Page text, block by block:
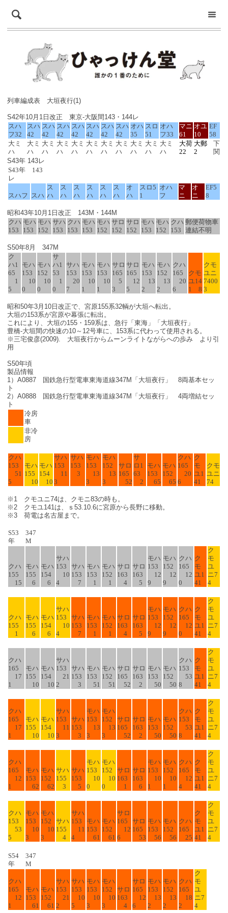
列車編成表 大垣夜行(1)
S42年10月1日改正 東京-大阪間143・144レ
スハ
フ32
スハ
42
スハ
42
スハ
42
スハ
42
スハ
42
スハ
42
スハ
42
オハ
35
スロ
51
オハ
フ33
マニ
61
オユ
10
EF
58
大ミ
ハ
大ミ
ハ
大ミ
ハ
大ミ
ハ
大ミ
ハ
大ミ
ハ
大ミ
ハ
大ミ
ハ
大ミ
ハ
大ミ
ハ
大ミ
ハ
大荷
22
大郵
2
下
関
S43年 143レ
S43年 143
レ
スハフ スハ
ス
ハ
ス
ハ
ス
ハ
ス
ハ
ス
ハ
ス
ハ
オ
ハ
スロ5
1
オハ
フ
マ
ニ
オ
ニ
EF5
8
昭和43年10月1日改正 143M・144M
クハ
153
モハ
153
モハ
152
サハ
153
クハ
153
モハ
153
モハ
152
サロ
152
サロ
152
モハ
153
モハ
152
クハ
153
郵便荷物車
連結不明
S50年8月 347M
ク
ハ1
65
1
5
モハ
153
10
0
モハ
152
10
0
サ
ハ1
53
1
0
サハ
153
20
7
モハ
153
10
1
モハ
153
10
1
サロ
165
5
3
サロ
165
12
5
モハ
153
13
2
モハ
152
13
2
クハ
165
20
6
クモ
ユ14
1 8
クモ
ユニ
7400
3
昭和50年3月10日改正で、宮原155系32輌が大垣へ転出。
大垣の153系が宮原や幕張に転出。
これにより、大垣の155・159系は、急行「東海」「大垣夜行」
豊橋-大垣間の快速の10～12号車に、153系に代わって使用される。
※三宅俊彦(2009). 大垣夜行からムーンライトながらへの歩み より引
用
S50年頃
製品情報
1）A0887 国鉄急行型電車東海道線347M「大垣夜行」 8両基本セッ
ト
2）A0888 国鉄急行型電車東海道線347M「大垣夜行」 4両増結セッ
ト
冷房
車
非冷
房
クハ
153
51
5
モハ
155
10
モハ
154
10
サハ
153
11
3
サハ
153
3
モハ
153
13
3
モハ
152
13
3
サロ
165
52
サ
ロ1
63
2
モハ
153
65
モハ
152
65
クハ
165
20
6
ク
モ
ユ1
41
クモ
ユニ
74
※1 クモユニ74は、クモニ83の時も。
※2 クモユ141は、ｓ53.10.6に宮原から長野に移動。
※3 荷電は名古屋まで。
S53
年
347
M
クハ
155
15
モハ
155
6
モハ
154
6
サハ
153
10
4
サハ
153
7
モハ
153
1
モハ
152
1
サロ
163
4
サロ
163
5
モハ
153
12
9
モハ
152
12
9
クハ
165
12
0
ク
モ
ユ1
41
ク
モ
ユ
ニ7
4
クハ
155
1
モハ
155
6
モハ
154
6
サハ
153
10
4
サハ
153
7
モハ
153
1
モハ
152
1
サロ
163
4
サロ
163
5
モハ
153
12
9
モハ
152
12
9
クハ
165
12
0
ク
モ
ユ1
41
ク
モ
ユ
ニ7
4
クハ
165
17
1
モハ
155
10
モハ
154
10
サハ
153
21
2
サハ
153
3
モハ
153
51
モハ
152
51
サロ
165
52
サロ
163
2
モハ
153
50
モハ
152
50
クハ
153
53
8
ク
モ
ユ1
41
ク
モ
ユ
ニ7
4
クハ
165
17
1
モハ
155
10
モハ
154
10
サハ
153
11
3
サハ
153
3
モハ
153
13
3
モハ
152
13
3
サロ
165
52
サロ
163
2
モハ
153
50
モハ
152
50
クハ
153
53
8
ク
モ
ユ1
41
ク
モ
ユ
ニ7
4
クハ
165
12
1
モハ
153
62
モハ
152
62
サハ
155
3
サハ
153
5
モハ
153
10
0
モハ
152
10
0
サロ
163
1
サロ
163
6
モハ
153
10
1
モハ
152
10
1
クハ
165
12
4
ク
モ
ユ1
41
ク
モ
ユ
ニ7
4
クハ
153
53
5
モハ
153
10
3
モハ
152
10
3
サハ
155
4
サハ
153
11
4
モハ
153
61
モハ
152
61
サロ
165
12
6
サロ
165
53
モハ
153
56
モハ
152
56
クハ
165
25
ク
モ
ユ1
41
ク
モ
ユ
ニ7
4
S54
年
347
M
クハ
165
12
1
モハ
153
61
モハ
152
61
サハ
153
21
2
サハ
153
10
5
モハ
153
10
3
モハ
152
10
3
サロ
163
4
サロ
165
12
6
モハ
153
13
2
モハ
152
13
2
クハ
165
18
2
ク
モ
ユ
ニ7
4